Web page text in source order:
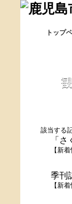
トップ
該当する
「
【 新着
季刊
【 新着